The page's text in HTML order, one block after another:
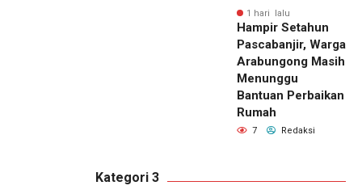
1 hari lalu
Hampir Setahun
Pascabanjir, Warga
Arabungong Masih
Menunggu
Bantuan Perbaikan
Rumah
7 Redaksi
Kategori 3